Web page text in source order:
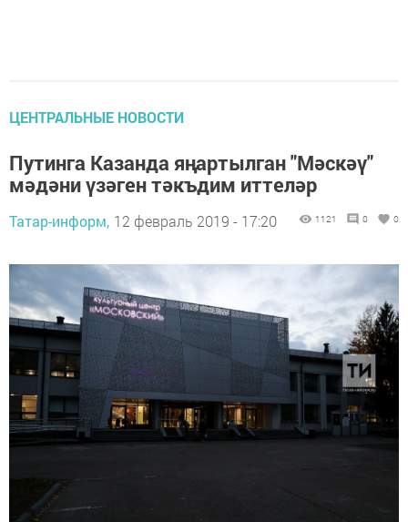
ЦЕНТРАЛЬНЫЕ НОВОСТИ
Путинга Казанда яңартылган "Мәскәү"
мәдәни үзәген тәкъдим иттеләр
Татар-информ, 12 февраль 2019 - 17:20 1121 0 0